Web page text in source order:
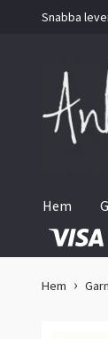
Snabba
Hem
Hem Garn